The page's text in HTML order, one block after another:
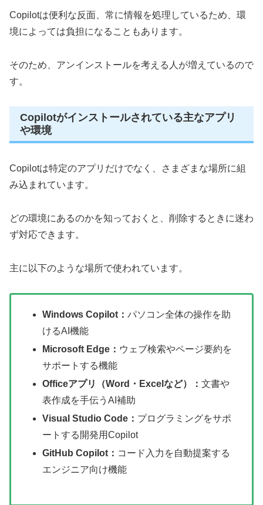
Copilotは便利な反面、常に情報を処理しているため、環
境によっては負担になることもあります。
そのため、アンインストールを考える人が増えているので
す。
Copilotがインストールされている主なアプリ
や環境
Copilotは特定のアプリだけでなく、さまざまな場所に組
み込まれています。
どの環境にあるのかを知っておくと、削除するときに迷わ
ず対応できます。
主に以下のような場所で使われています。
Windows Copilot：パソコン全体の操作を助
けるAI機能
Microsoft Edge： ウェブ検索やページ要約を
サポートする機能
Officeアプリ（Word・Excelなど）：文書や
表作成を手伝うAI補助
Visual Studio Code： プログラミングをサポ
ートする開発用Copilot
GitHub Copilot： コード入力を自動提案する
エンジニア向け機能